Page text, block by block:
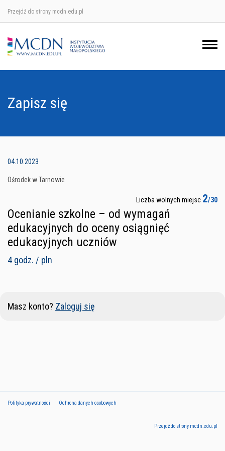
Przejdź do strony mcdn.edu.pl
Zapisz się
04.10.2023
Ośrodek w Tarnowie
Liczba wolnych miejsc 2/30
Ocenianie szkolne – od wymagań
edukacyjnych do oceny osiągnięć
edukacyjnych uczniów
4 godz. / pln
Masz konto? Zaloguj się
Polityka prywatności Ochrona danych osobowych
Przejdź do strony mcdn.edu.pl
Ośrodek w Krakowie
Ośrodek w Nowym Sączu
Ośrodek w Tarnowie